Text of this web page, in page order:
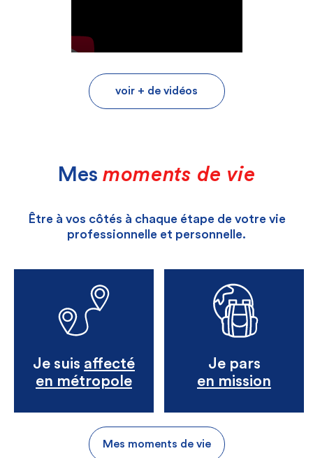
voir + de vidéos
Mes moments de vie
Être à vos côtés à chaque étape de votre vie
professionnelle et personnelle.
Je suis affecté
en métropole
Je pars
en mission
Mes moments de vie